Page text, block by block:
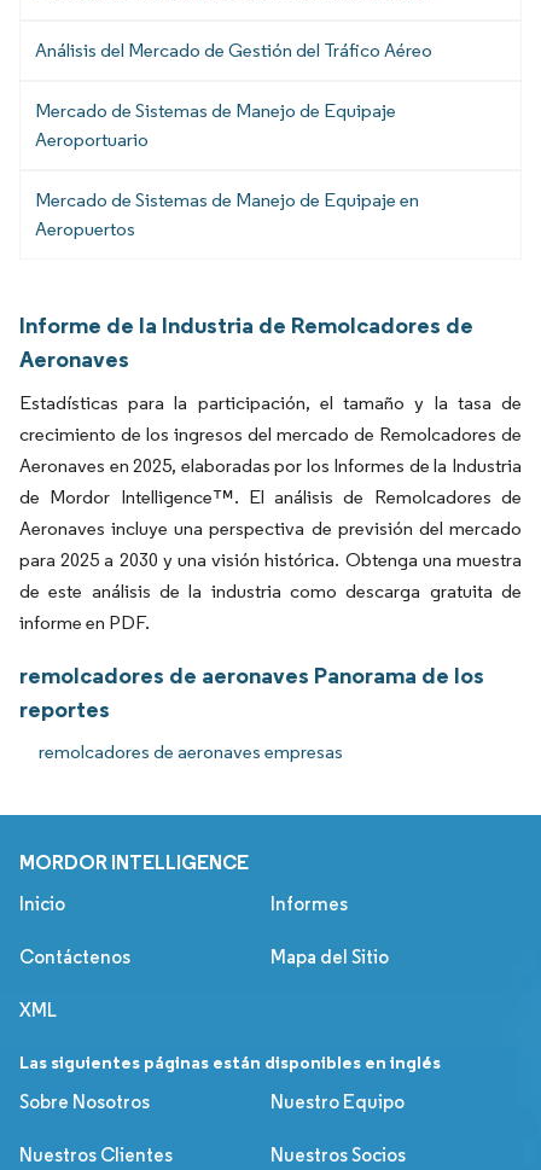
Análisis del Mercado de Gestión del Tráfico Aéreo
Mercado de Sistemas de Manejo de Equipaje
Aeroportuario
Mercado de Sistemas de Manejo de Equipaje en
Aeropuertos
Informe de la Industria de Remolcadores de
Aeronaves
Estadísticas para la participación, el tamaño y la tasa de
crecimiento de los ingresos del mercado de Remolcadores de
Aeronaves en 2025, elaboradas por los Informes de la Industria
de Mordor Intelligence™. El análisis de Remolcadores de
Aeronaves incluye una perspectiva de previsión del mercado
para 2025 a 2030 y una visión histórica. Obtenga una muestra
de este análisis de la industria como descarga gratuita de
informe en PDF.
remolcadores de aeronaves Panorama de los
reportes
remolcadores de aeronaves empresas
MORDOR INTELLIGENCE
Inicio Informes
Contáctenos Mapa del Sitio
XML
Las siguientes páginas están disponibles en inglés
Sobre Nosotros
Nuestro Equipo
Nuestros Clientes Nuestros Socios